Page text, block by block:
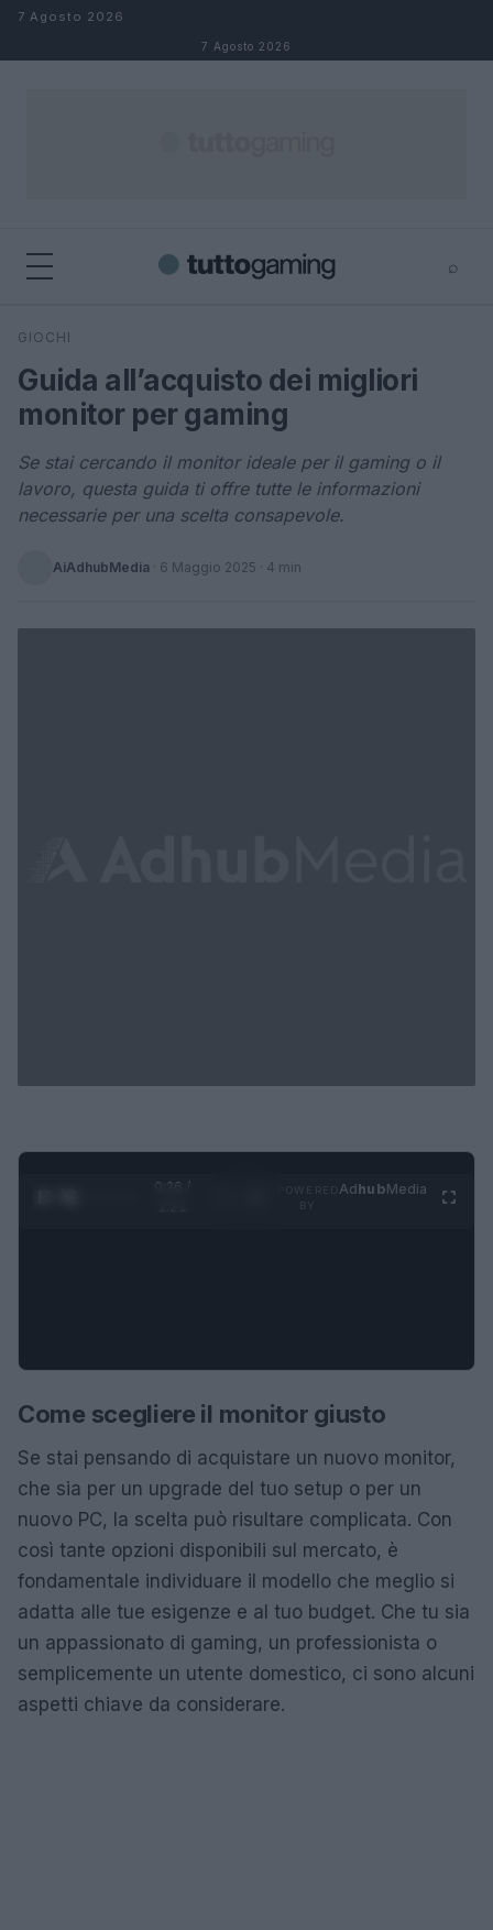
Salta al contenuto
7 Agosto 2026
7 Agosto 2026
⌕
Cerca
GIOCHI
Guida all’acquisto dei migliori
monitor per gaming
Se stai cercando il monitor ideale per il gaming o il
lavoro, questa guida ti offre tutte le informazioni
necessarie per una scelta consapevole.
AiAdhubMedia · 6 Maggio 2025 · 4 min
0:27 /
AdhubMedia
Come scegliere il monitor giusto
Se stai pensando di acquistare un nuovo monitor,
che sia per un upgrade del tuo setup o per un
nuovo PC, la scelta può risultare complicata. Con
così tante opzioni disponibili sul mercato, è
fondamentale individuare il modello che meglio si
adatta alle tue esigenze e al tuo budget. Che tu sia
un appassionato di gaming, un professionista o
semplicemente un utente domestico, ci sono alcuni
aspetti chiave da considerare.